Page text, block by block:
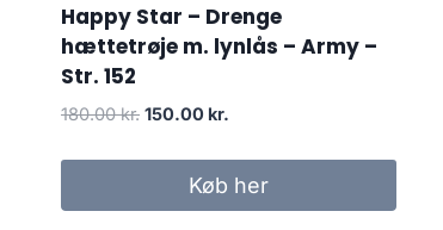
Happy Star – Drenge
hættetrøje m. lynlås – Army –
Str. 152
180.00kr. Original
180.00 kr..
150.00 kr.
150.00 kr..
Køb her